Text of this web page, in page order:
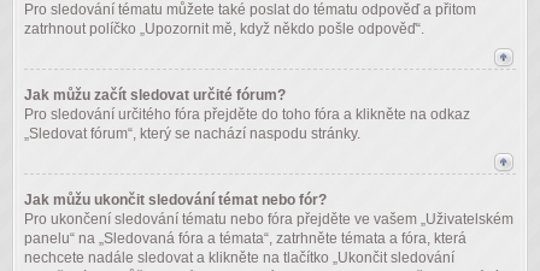
Pro sledování tématu můžete také poslat do tématu odpověď a přitom
zatrhnout políčko „Upozornit mě, když někdo pošle odpověď“.
Jak můžu začít sledovat určité fórum?
Pro sledování určitého fóra přejděte do toho fóra a klikněte na odkaz
„Sledovat fórum“, který se nachází naspodu stránky.
Jak můžu ukončit sledování témat nebo fór?
Pro ukončení sledování tématu nebo fóra přejděte ve vašem „Uživatelském
panelu“ na „Sledovaná fóra a témata“, zatrhněte témata a fóra, která
nechcete nadále sledovat a klikněte na tlačítko „Ukončit sledování